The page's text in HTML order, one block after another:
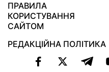
ПРАВИЛА
КОРИСТУВАННЯ
САЙТОМ
РЕДАКЦІЙНА ПОЛІТИКА